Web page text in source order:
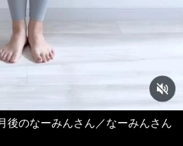
後のなーみんさん／なーみんさん